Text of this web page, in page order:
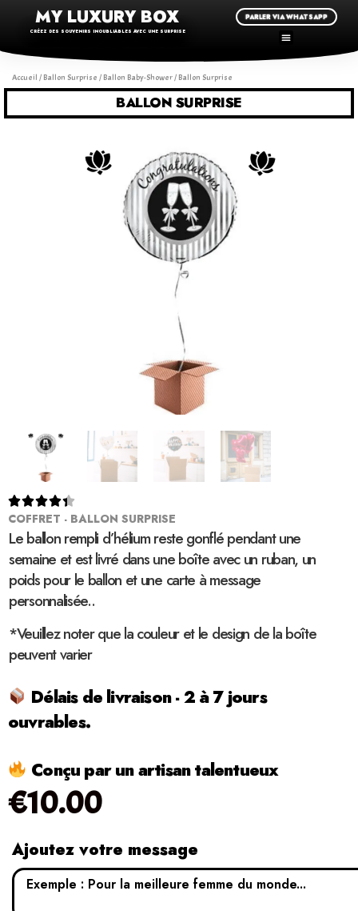
MY LUXURY BOX
CRÉEZ DES SOUVENIRS INOUBLIABLES AVEC UNE SURPRISE
PARLER VIA WHATSAPP
Accueil / Ballon Surprise / Ballon Baby-Shower/ Ballon Surprise
BALLON SURPRISE

COFFRET - BALLON SURPRISE
Le ballon rempli d’hélium reste gonflé pendant une
semaine et est livré dans une boîte avec un ruban, un
poids pour le ballon et une carte à message
personnalisée..
*Veuillez noter que la couleur et le design de la boîte
peuvent varier
Délais de livraison - 2 à 7 jours
ouvrables.
Conçu par un artisan talentueux
€10.00
Ajoutez votre message